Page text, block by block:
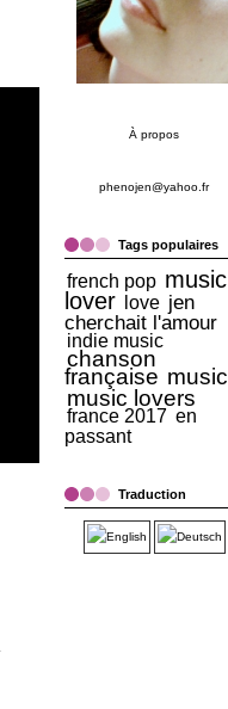
À propos
phenojen@yahoo.fr
Tags populaires
french pop music
lover
love jen
cherchait l'amour
indie music
chanson
française music
music lovers
france 2017 en
passant
Traduction